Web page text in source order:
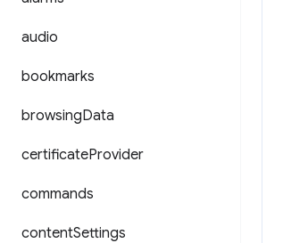
audio
bookmarks
browsingData
certificateProvider
commands
contentSettings